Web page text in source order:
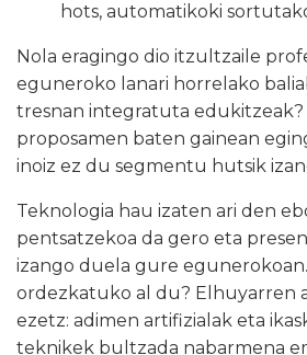
hots, automatikoki
Nola eragingo dio itzultzaile
eguneroko lanari horrelako
tresnan integratuta
proposamen baten gainean
inoiz ez du segmentu hutsik
Teknologia hau izaten ari den
pentsatzekoa da gero eta
izango duela gure
ordezkatuko al du? Elhuyarren
ezetz: adimen artifizialak eta
teknikek bultzada nabarmena